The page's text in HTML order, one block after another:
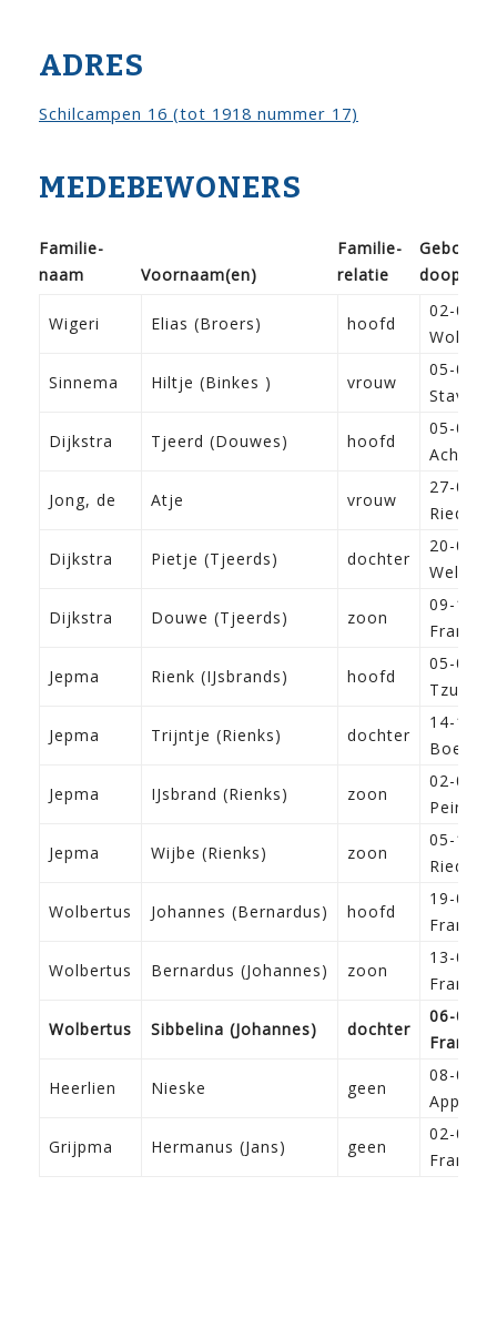
ADRES
Schilcampen 16 (tot 1918 nummer 17)
MEDEBEWONERS
Familie­
naam
Voor­naam(en)
Familie­
relatie
doop
Wigeri Elias (Broers) hoofd
02-02-
Sinnema Hiltje (Binkes ) vrouw
05-01-
Dijkstra Tjeerd (Douwes) hoofd
05-03-
Achlum
Jong, de Atje vrouw
27-04-
Ried
Dijkstra Pietje (Tjeerds) dochter
20-01-
Welsrijp
Dijkstra Douwe (Tjeerds) zoon
09-11-
Jepma Rienk (IJsbrands) hoofd
05-04-
Jepma Trijntje (Rienks) dochter
14-12-
Boer
Jepma IJsbrand (Rienks) zoon
02-04-
Peins
Jepma Wijbe (Rienks) zoon
05-11-
Ried
Wolbertus Johannes (Bernardus) hoofd
19-02-
Wolbertus Bernardus (Johannes) zoon
13-07-
Wolbertus Sibbelina (Johannes) dochter
06-01-
Heerlien Nieske geen
08-08-
Grijpma Hermanus (Jans) geen
02-04-